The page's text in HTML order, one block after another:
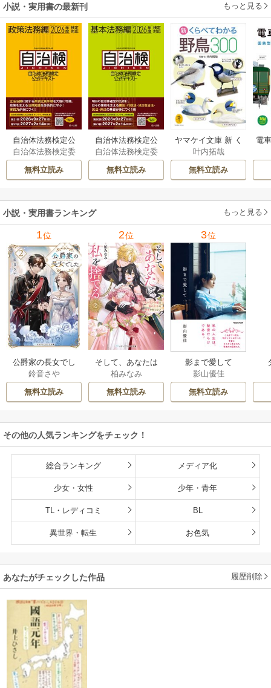
小説・実用書の最新刊 もっと見る
自治体法務検定公
式テキスト 政策
法務編 ２０２６
年度検定対応 1巻
自治体法務検定委
員会
無料立読み
自治体法務検定公
式テキスト 基本
法務編 ２０２６
年度検定対応 1巻
自治体法務検定委
員会
無料立読み
ヤマケイ文庫 新 く
らべてわかる野鳥3
00 1巻
叶内拓哉
無料立読み
電
小説・実用書ランキング もっと見る
1位
公爵家の長女でし
た
鈴音さや
無料立読み
2位
そして、あなたは
私を捨てる
柏みなみ
無料立読み
3位
影まで愛して
影山優佳
無料立読み
その他の人気ランキングをチェック！
総合ランキング メディア化
少女・女性 少年・青年
TL・レディコミ BL
異世界・転生 お色気
あなたがチェックした作品 履歴削除